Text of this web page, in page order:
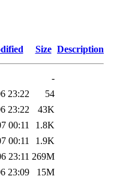
Size Description
-
23:22
54
23:22
43K
00:11
1.8K
00:11
1.9K
23:11 269M
23:09
15M